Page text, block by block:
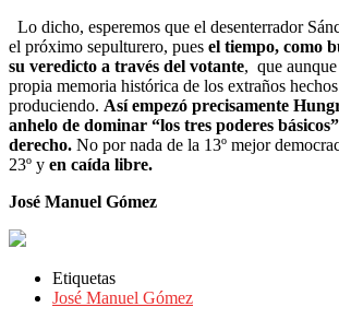
Lo dicho, esperemos que el desenterrador
el próximo sepulturero, pues el tiempo, como
su veredicto a través del votante, que
propia memoria histórica de los extraños hechos
produciendo. Así empezó precisamente
anhelo de dominar “los tres poderes
derecho. No por nada de la 13º mejor
23º y en caída libre.
José Manuel Gómez
Etiquetas
José Manuel Gómez